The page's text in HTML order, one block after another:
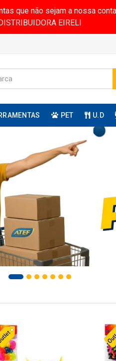
que não sejam a nossa
EIRELI
PET U.D